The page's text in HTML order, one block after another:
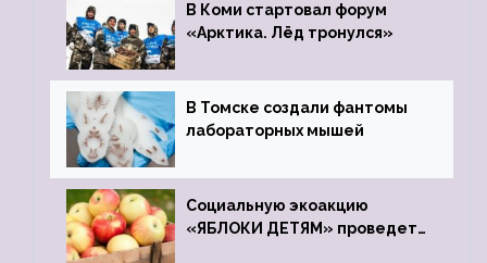
В Коми стартовал форум
«Арктика. Лёд тронулся»
В Томске создали фантомы
лабораторных мышей
Социальную экоакцию
«ЯБЛОКИ ДЕТЯМ» проведет